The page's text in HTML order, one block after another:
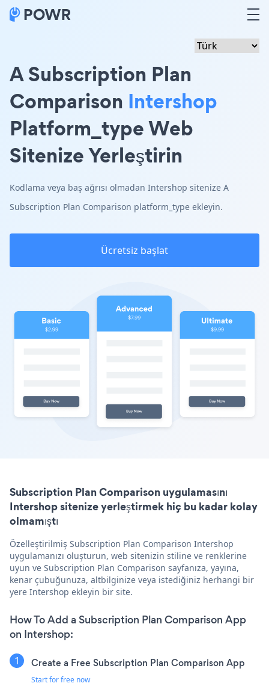
A Subscription Plan
Comparison Intershop
Platform_type Web
Sitenize Yerleştirin
Kodlama veya baş ağrısı olmadan Intershop sitenize A
Subscription Plan Comparison platform_type ekleyin.
Ücretsiz başlat
Subscription Plan Comparison uygulamasını
Intershop sitenize yerleştirmek hiç bu kadar kolay
olmamıştı
Özelleştirilmiş Subscription Plan Comparison Intershop
uygulamanızı oluşturun, web sitenizin stiline ve renklerine
uyun ve Subscription Plan Comparison sayfanıza, yayına,
kenar çubuğunuza, altbilginize veya istediğiniz herhangi bir
yere Intershop ekleyin bir site.
How To Add a Subscription Plan Comparison App
on Intershop:
Create a Free Subscription Plan Comparison App
Start for free now